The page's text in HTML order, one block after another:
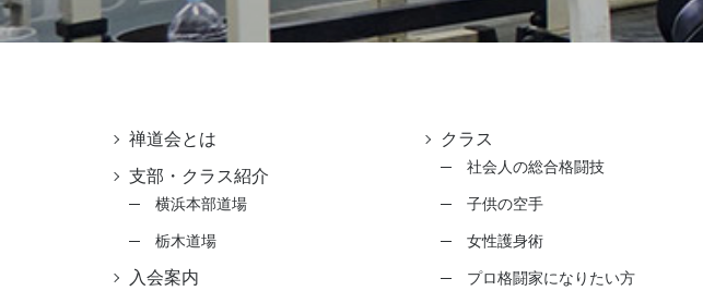
禅道会とは
支部・クラス紹介
横浜本部道場
栃木道場
入会案内
クラス
社会人の総合格闘技
子供の空手
女性護身術
プロ格闘家になりたい方